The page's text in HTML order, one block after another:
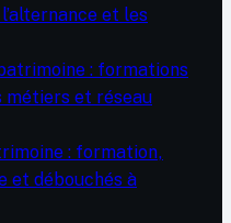
et les
: formations
métiers et réseau
: formation,
et débouchés à